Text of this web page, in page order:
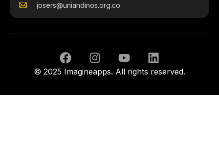
josers@uniandinos.org.co
© 2025 Imagineapps. All rights reserved.